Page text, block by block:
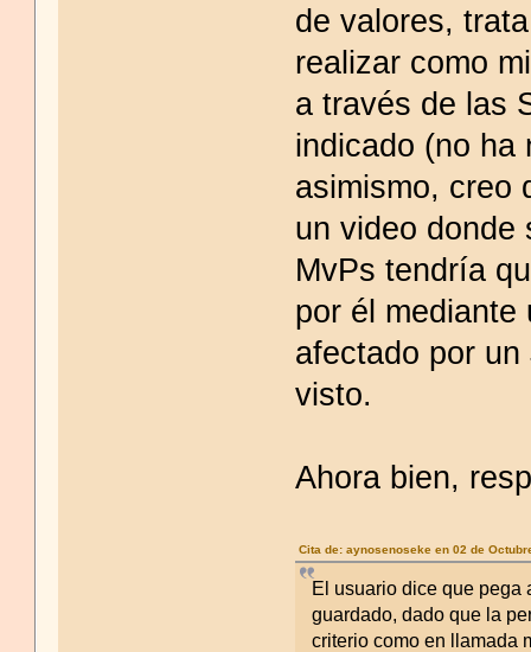
de valores,
realizar como
a través de las
indicado (no ha
asimismo, creo
un video donde
MvPs tendría
por él mediante
afectado por
visto.
Ahora bien,
Cita de: aynosenoseke en 02 de
El usuario dice que pega
guardado, dado que la
criterio como en llamada